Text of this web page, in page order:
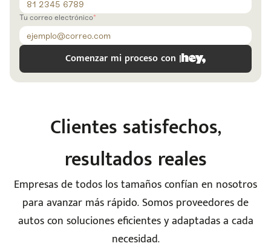
Tu correo electrónico
Comenzar mi proceso con |
Clientes satisfechos,
resultados reales
Empresas de todos los tamaños confían en nosotros
para avanzar más rápido. Somos proveedores de
autos con soluciones eficientes y adaptadas a cada
necesidad.